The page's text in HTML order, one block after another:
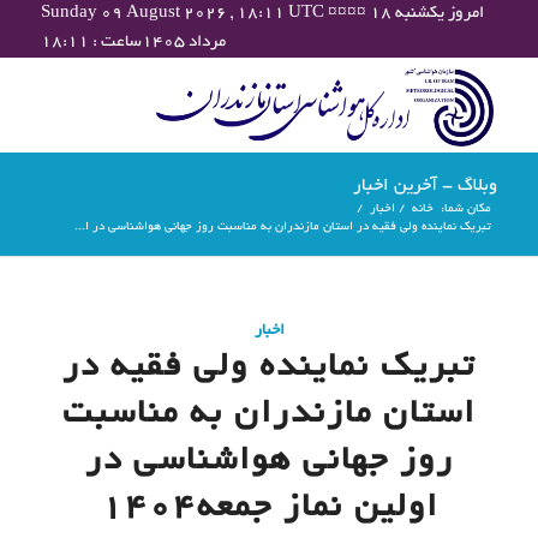
Sunday 09 August 2026 , 18:11 UTC ¤¤¤¤ امروز یکشنبه ۱۸
مرداد ۱۴۰۵ساعت : ۱۸:۱۱
وبلاگ - آخرین اخبار
مکان شما: خانه / اخبار
/
تبریک نماینده ولی فقیه در استان مازندران به مناسبت روز جهانی هواشناسی در ا...
اخبار
تبریک نماینده ولی فقیه در
استان مازندران به مناسبت
روز جهانی هواشناسی در
اولین نماز جمعه1404